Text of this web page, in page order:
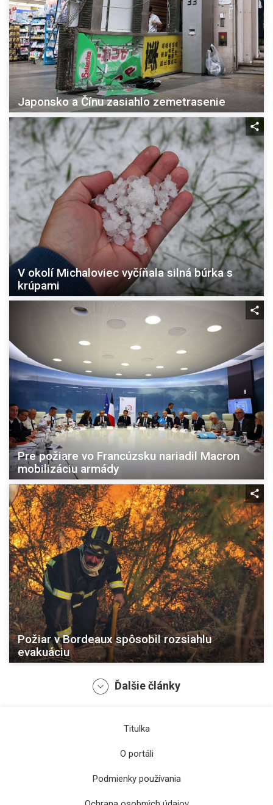
Japonsko a Čínu zasiahlo zemetrasenie
V okolí Michaloviec vyčíňala silná búrka s
krúpami
Pre požiare vo Francúzsku nariadil Macron
mobilizáciu armády
Požiar v Bordeaux spôsobil rozsiahlu
evakuáciu
Ďalšie články
Titulka
O portáli
Podmienky používania